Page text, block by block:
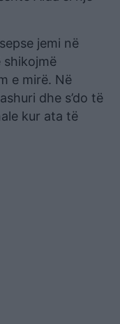
jemi në
shikojmë
e mirë. Në
dhe s’do të
kur ata të